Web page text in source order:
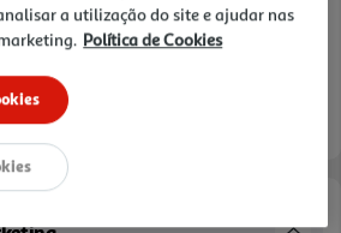
a utilização do site e ajudar nas
Política de Cookies